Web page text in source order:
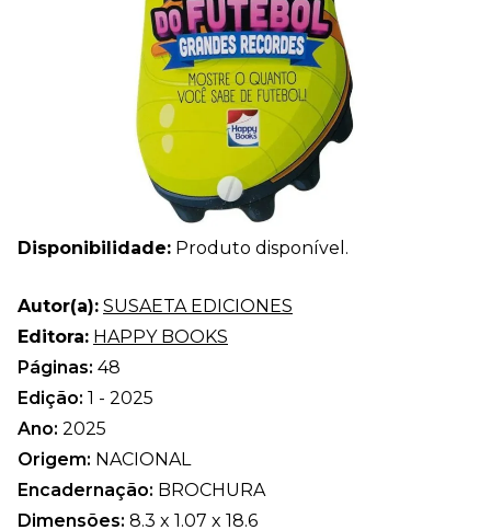
Disponibilidade: Produto disponível.
Autor(a): SUSAETA EDICIONES
Editora: HAPPY BOOKS
Páginas: 48
Edição: 1 - 2025
Ano: 2025
Origem: NACIONAL
Encadernação: BROCHURA
Dimensões: 8.3 x 1.07 x 18.6